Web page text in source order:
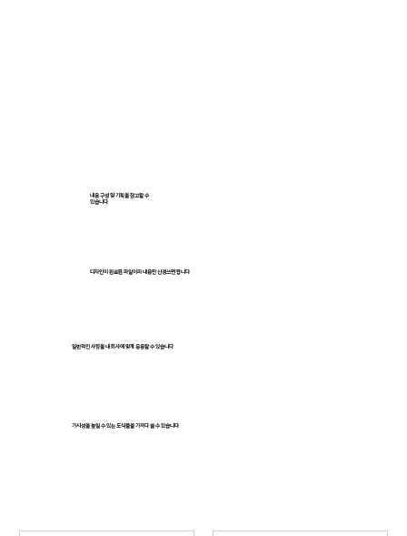
내용 구성 및 기획을 참고할 수
있습니다
디자인이 완료된 파일이라 내용만 신경쓰면 됩니다
일반적인 사항을 내 회사에 맞게 응용할 수 있습니다
가시성을 높일 수 있는 도식들을 가져다 쓸 수 있습니다